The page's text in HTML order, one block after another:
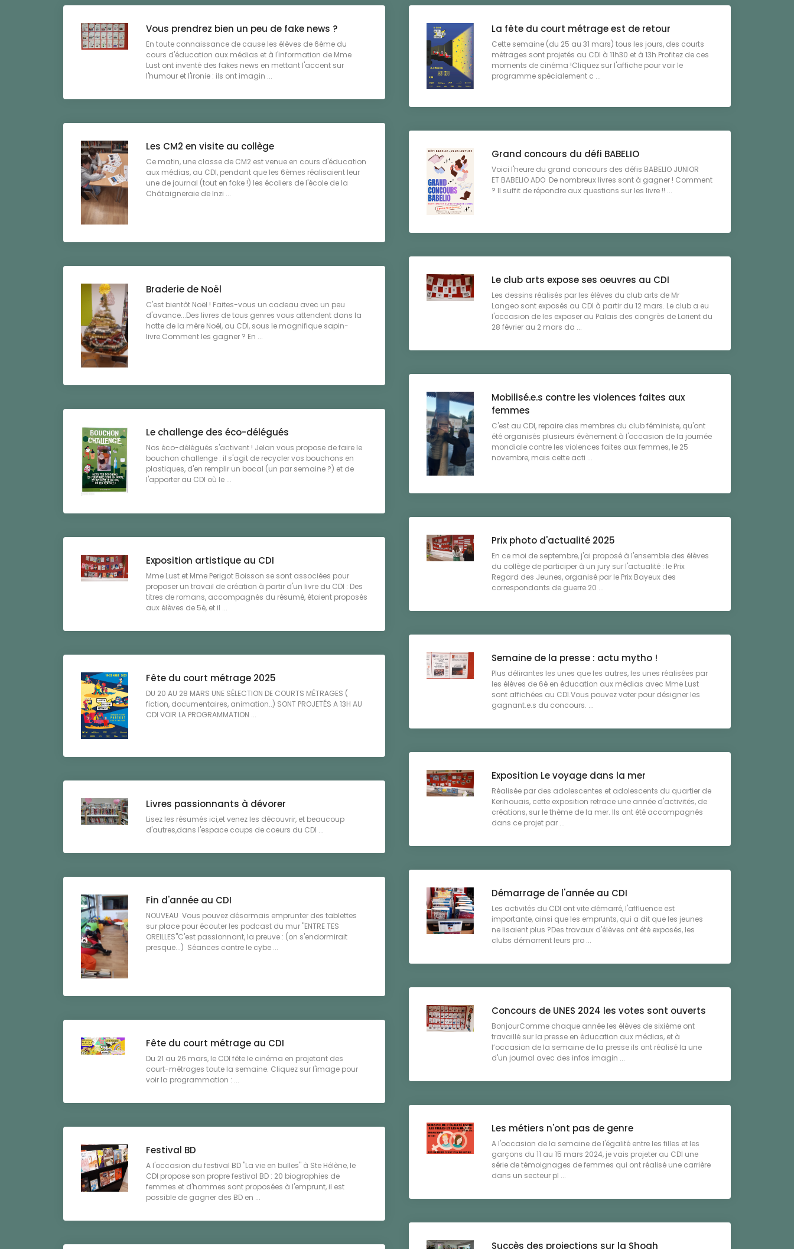
Vous prendrez bien un peu de fake news ?
En toute connaissance de cause les élèves de 6ème du
cours d'éducation aux médias et à l'information de Mme
Lust ont inventé des fakes news en mettant l'accent sur
l'humour et l'ironie : ils ont imagin ...
La fête du court métrage est de retour
Cette semaine (du 25 au 31 mars) tous les jours, des courts
métrages sont projetés au CDI à 11h30 et à 13h.Profitez de ces
moments de cinéma !Cliquez sur l'affiche pour voir le
programme spécialement c ...
Les CM2 en visite au collège
Ce matin, une classe de CM2 est venue en cours d'éducation
aux médias, au CDI, pendant que les 6èmes réalisaient leur
une de journal (tout en fake !) les écoliers de l'école de la
Châtaigneraie de Inzi ...
Grand concours du défi BABELIO
Voici l'heure du grand concours des défis BABELIO JUNIOR
ET BABELIO ADO De nombreux livres sont à gagner ! Comment
? Il suffit de répondre aux questions sur les livre !! ...
Le club arts expose ses oeuvres au CDI
Les dessins réalisés par les élèves du club arts de Mr
Langeo sont exposés au CDI à partir du 12 mars. Le club a eu
l'occasion de les exposer au Palais des congrès de Lorient du
28 février au 2 mars da ...
Braderie de Noël
C'est bientôt Noël ! Faites-vous un cadeau avec un peu
d'avance...Des livres de tous genres vous attendent dans la
hotte de la mère Noël, au CDI, sous le magnifique sapin-
livre.Comment les gagner ? En ...
Mobilisé.e.s contre les violences faites aux
femmes
C'est au CDI, repaire des membres du club féministe, qu'ont
été organisés plusieurs évènement à l'occasion de la journée
mondiale contre les violences faites aux femmes, le 25
novembre, mais cette acti ...
Le challenge des éco-délégués
Nos éco-délégués s'activent ! Jelan vous propose de faire le
bouchon challenge : il s'agit de recycler vos bouchons en
plastiques, d'en remplir un bocal (un par semaine ?) et de
l'apporter au CDI où le ...
Prix photo d'actualité 2025
En ce moi de septembre, j'ai proposé à l'ensemble des élèves
du collège de participer à un jury sur l'actualité : le Prix
Regard des Jeunes, organisé par le Prix Bayeux des
correspondants de guerre.20 ...
Exposition artistique au CDI
Mme Lust et Mme Perigot Boisson se sont associées pour
proposer un travail de création à partir d'un livre du CDI : Des
titres de romans, accompagnés du résumé, étaient proposés
aux élèves de 5è, et il ...
Semaine de la presse : actu mytho !
Plus délirantes les unes que les autres, les unes réalisées par
les élèves de 6è en éducation aux médias avec Mme Lust
sont affichées au CDI.Vous pouvez voter pour désigner les
gagnant.e.s du concours. ...
Fête du court métrage 2025
DU 20 AU 28 MARS UNE SÉLECTION DE COURTS MÉTRAGES (
fiction, documentaires, animation..) SONT PROJETÉS A 13H AU
CDI VOIR LA PROGRAMMATION ...
Exposition Le voyage dans la mer
Réalisée par des adolescentes et adolescents du quartier de
Kerihouais, cette exposition retrace une année d'activités, de
créations, sur le thème de la mer. Ils ont été accompagnés
dans ce projet par ...
Livres passionnants à dévorer
Lisez les résumés ici,et venez les découvrir, et beaucoup
d'autres,dans l'espace coups de coeurs du CDI ...
Démarrage de l'année au CDI
Les activités du CDI ont vite démarré, l'affluence est
importante, ainsi que les emprunts, qui a dit que les jeunes
ne lisaient plus ?Des travaux d'élèves ont été exposés, les
clubs démarrent leurs pro ...
Fin d'année au CDI
NOUVEAU Vous pouvez désormais emprunter des tablettes
sur place pour écouter les podcast du mur "ENTRE TES
OREILLES"C'est passionnant, la preuve : (on s'endormirait
presque...) Séances contre le cybe ...
Concours de UNES 2024 les votes sont ouverts
BonjourComme chaque année les élèves de sixième ont
travaillé sur la presse en éducation aux médias, et à
l’occasion de la semaine de la presse ils ont réalisé la une
d'un journal avec des infos imagin ...
Fête du court métrage au CDI
Du 21 au 26 mars, le CDI fête le cinéma en projetant des
court-métrages toute la semaine. Cliquez sur l'image pour
voir la programmation : ...
Les métiers n'ont pas de genre
A l'occasion de la semaine de l'égalité entre les filles et les
garçons du 11 au 15 mars 2024, je vais projeter au CDI une
série de témoignages de femmes qui ont réalisé une carrière
dans un secteur pl ...
Festival BD
A l'occasion du festival BD "La vie en bulles" à Ste Hélène, le
CDI propose son propre festival BD : 20 biographies de
femmes et d'hommes sont proposées à l'emprunt, il est
possible de gagner des BD en ...
Succès des projections sur la Shoah